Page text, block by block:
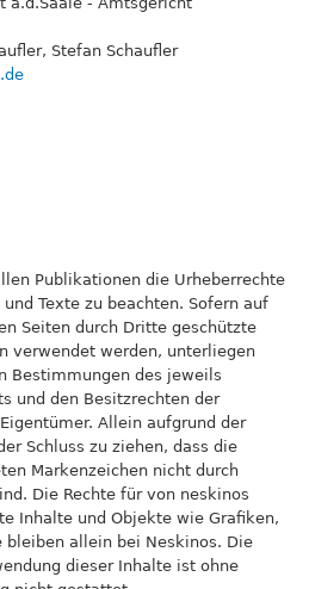
Stefan Schaufler
Publikationen die Urheberrechte
Texte zu beachten. Sofern auf
Seiten durch Dritte geschützte
verwendet werden, unterliegen
Bestimmungen des jeweils
und den Besitzrechten der
Allein aufgrund der
Schluss zu ziehen, dass die
Markenzeichen nicht durch
Die Rechte für von neskinos
Inhalte und Objekte wie Grafiken,
bleiben allein bei Neskinos. Die
dieser Inhalte ist ohne